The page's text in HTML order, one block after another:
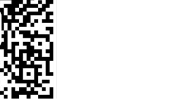
深”重庆公司注销积推进微型企业发展工作
公司注销开展“结穷亲”活动
表”重庆分公司注销提高工作效能
公司积创建学习型组织
水县委县评为2009年度考核先进集体
采取四条措施抓好建工作成效明显
分公司注销工程深化“消费安全监管”主题活动
模式优势实现电子商务工作“三提升”重庆代办公司